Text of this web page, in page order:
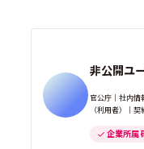
非公開ユ
官公庁｜社内情
（利用者）｜
企業所属